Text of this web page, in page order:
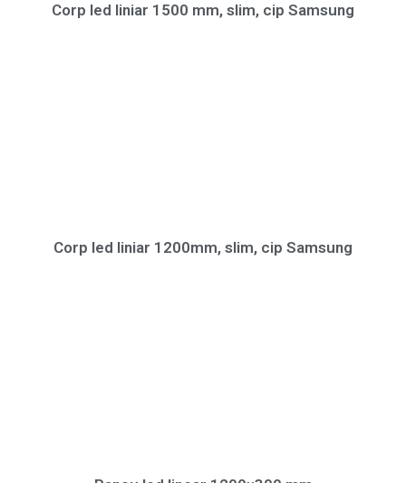
Corp led liniar 1500 mm, slim, cip Samsung
Corp led liniar 1200mm, slim, cip Samsung